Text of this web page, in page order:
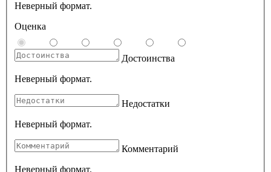
Неверный формат.
Оценка
Достоинства
Неверный формат.
Недостатки
Неверный формат.
Комментарий
Неверный формат.